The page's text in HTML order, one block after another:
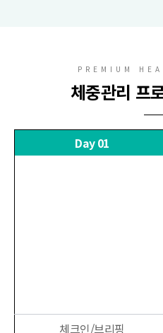
PREMIUM
체중관리 프
Day 01
체크인/브리핑